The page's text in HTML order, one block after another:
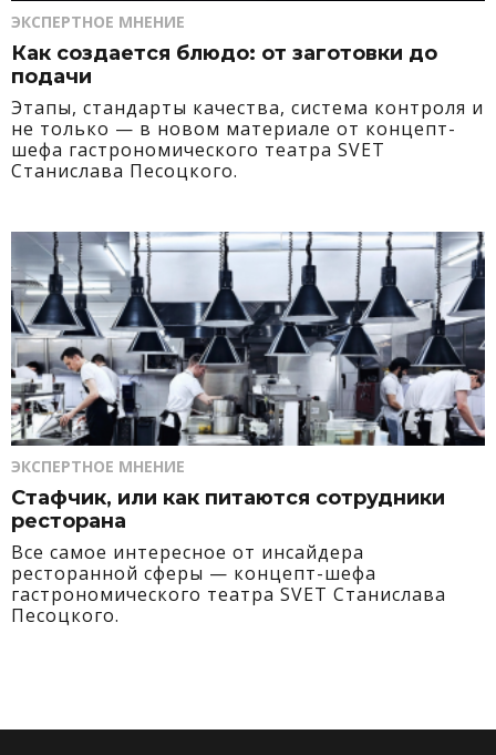
ЭКСПЕРТНОЕ МНЕНИЕ
Как создается блюдо: от заготовки до
подачи
Этапы, стандарты качества, система контроля и
не только — в новом материале от концепт-
шефа гастрономического театра SVET
Станислава Песоцкого.
ЭКСПЕРТНОЕ МНЕНИЕ
Стафчик, или как питаются сотрудники
ресторана
Все самое интересное от инсайдера
ресторанной сферы — концепт-шефа
гастрономического театра SVET Станислава
Песоцкого.